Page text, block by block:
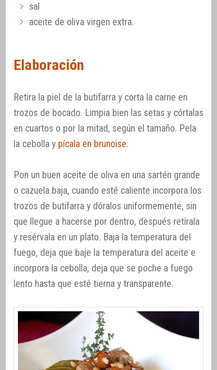
sal
aceite de oliva virgen extra.
Elaboración
Retira la piel de la butifarra y corta la carne en
trozos de bocado. Limpia bien las setas y córtalas
en cuartos o por la mitad, según el tamaño. Pela
la cebolla y pícala en brunoise.
Pon un buen aceite de oliva en una sartén grande
o cazuela baja, cuando esté caliente incorpora los
trozos de butifarra y dóralos uniformemente, sin
que llegue a hacerse por dentro, después retírala
y resérvala en un plato. Baja la temperatura del
fuego, deja que baje la temperatura del aceite e
incorpora la cebolla, deja que se poche a fuego
lento hasta que esté tierna y transparente.